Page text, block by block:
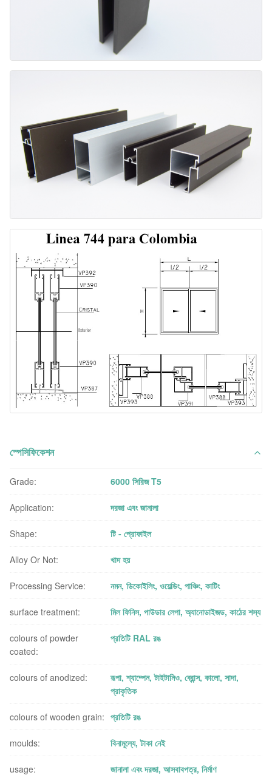
স্পেসিফিকেশন
Grade: 6000 সিরিজ T5
Application: দরজা এবং জানালা
Shape: টি - প্রোফাইল
Alloy Or Not: খাদ হয়
Processing Service: নমন, ডিকোইলিং, ওয়েল্ডিং, পাঞ্চিং, কাটিং
surface treatment: মিল ফিনিস, পাউডার লেপা, অ্যানোডাইজড, কাঠের শস্য
colours of powder
coated:
প্রতিটি RAL রঙ
colours of anodized:
রূপা, শ্যাম্পেন, টাইটানিও, ব্রোন্স, কালো, সাদা,
প্রাকৃতিক
colours of wooden grain: প্রতিটি রঙ
moulds: বিনামূল্যে, টাকা নেই
usage: জানালা এবং দরজা, আসবাবপত্র, নির্মাণ